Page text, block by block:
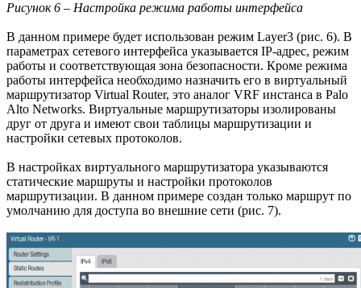
Рисунок 6 – Настройка режима работы интерфейса
В данном примере будет использован режим Layer3 (рис. 6). В
параметрах сетевого интерфейса указывается IP-адрес, режим
работы и соответствующая зона безопасности. Кроме режима
работы интерфейса необходимо назначить его в виртуальный
маршрутизатор Virtual Router, это аналог VRF инстанса в Palo
Alto Networks. Виртуальные маршрутизаторы изолированы
друг от друга и имеют свои таблицы маршрутизации и
настройки сетевых протоколов.
В настройках виртуального маршрутизатора указываются
статические маршруты и настройки протоколов
маршрутизации. В данном примере создан только маршрут по
умолчанию для доступа во внешние сети (рис. 7).